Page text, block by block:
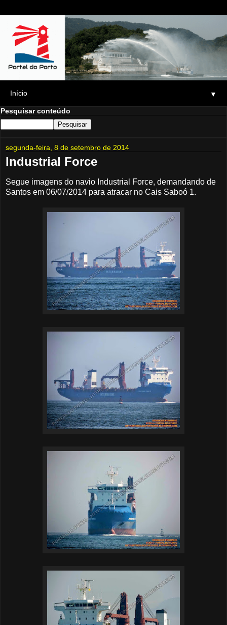
▼
Pesquisar conteúdo
segunda-feira, 8 de setembro de 2014
Industrial Force
Segue imagens do navio Industrial Force, demandando de
Santos em 06/07/2014 para atracar no Cais Saboó 1.